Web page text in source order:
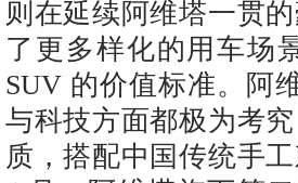
则在延续阿维塔一贯
了更多样化的用车场
SUV 的价值标准。阿
与科技方面都极为考
质，搭配中国传统手